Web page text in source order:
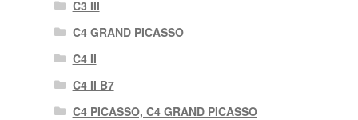
C3 III
C4 GRAND PICASSO
C4 II
C4 II B7
C4 PICASSO, C4 GRAND PICASSO